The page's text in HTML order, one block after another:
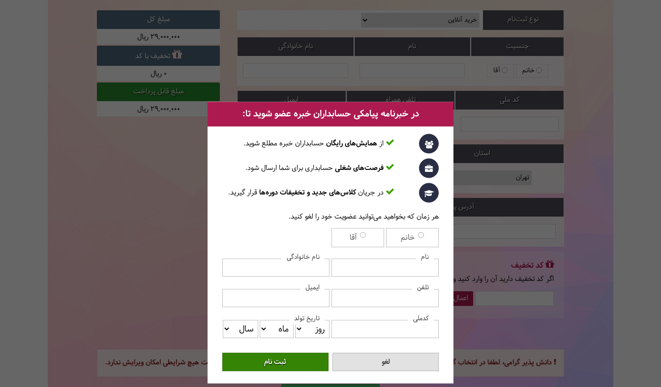
نوع ثبت‌نام
جنسیت
خانم آقا
نام نام خانوادگی
کد ملی تلفن همراه ایمیل
استان
آدرس پستی
مبلغ کل
29,000,000 ریال
تخفیف با کد
0 ریال
مبلغ قابل پرداخت
29,000,000 ریال
کد تخفیف
اگر کد تخفیف دارید آن را وارد کنید و سپس دکمه «اعمال کد تخفیف» را بزنید.
اعمال کد تخفیف
آیین‌نامه‌ی آموزشیرا می‌پذیرم.
دانش پذیر گرامی، لطفا در انتخاب گزینه «نحوه ثبت‌نام» و ثبت کلیه‌ی اطلاعات خود دقت نمایید، این فاکتور پس از صدور تحت هیچ شرایطی امکان ویرایش ندارد.
در خبرنامه پیامکی حسابداران خبره عضو شوید تا:
از همایش‌های رایگان حسابداران خبره مطلع ‎شوید.
فرصت‌های شغلی حسابداری برای شما ارسال شود.
در جریانکلاس‌های جدید و تخفیفات دوره‌هاقرار گیرید.
هر زمان که بخواهید می‌توانید عضویت خود را لغو کنید.
خانم آقا
نام نام خانوادگی
تلفن ایمیل
کدملی تاریخ تولد